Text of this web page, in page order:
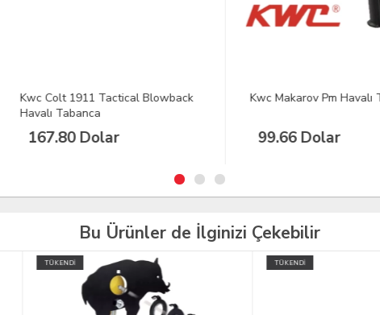
Kwc Colt 1911 Tactical Blowback
Havalı Tabanca
167.80 Dolar
Kwc Makarov Pm Havalı
99.66 Dolar
Bu Ürünler de İlginizi Çekebilir